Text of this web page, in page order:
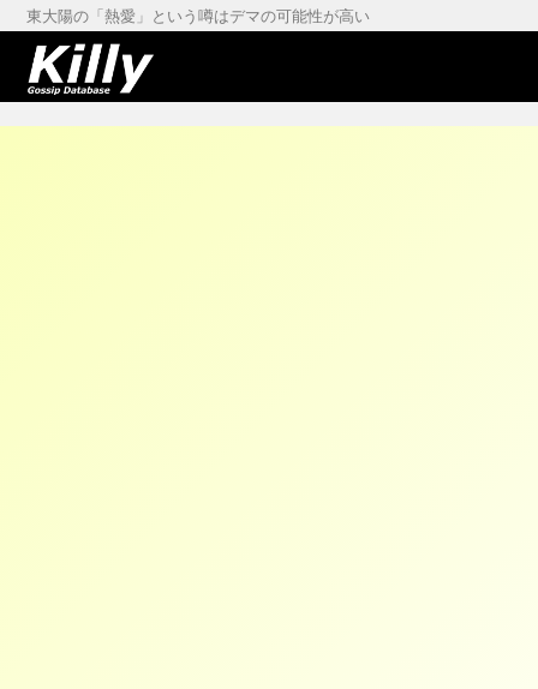
東大陽の「熱愛」という噂はデマの可能性が高い